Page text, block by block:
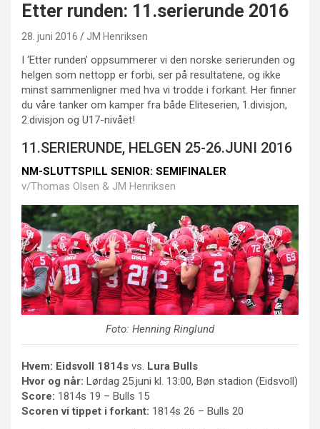
Etter runden: 11.serierunde 2016
28. juni 2016 JM Henriksen
I ‘Etter runden’ oppsummerer vi den norske serierunden og
helgen som nettopp er forbi, ser på resultatene, og ikke
minst sammenligner med hva vi trodde i forkant. Her finner
du våre tanker om kamper fra både Eliteserien, 1.divisjon,
2.divisjon og U17-nivået!
11.SERIERUNDE, HELGEN 25-26.JUNI 2016
NM-SLUTTSPILL SENIOR: SEMIFINALER
v/Thomas Olsen & JM Henriksen
Foto: Henning Ringlund
Hvem: Eidsvoll 1814s vs. Lura Bulls
Hvor og når: Lørdag 25.juni kl. 13:00, Bøn stadion (Eidsvoll)
Score: 1814s 19 – Bulls 15
Scoren vi tippet i forkant: 1814s 26 – Bulls 20